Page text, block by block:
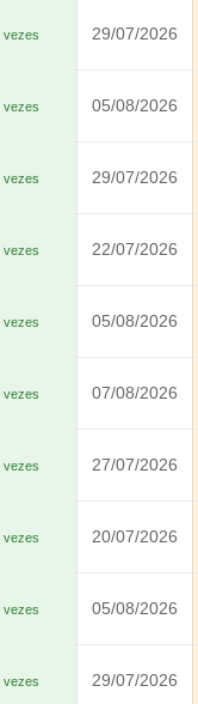
vezes 29/07/2026
vezes 05/08/2026
vezes 29/07/2026
vezes 22/07/2026
vezes 05/08/2026
vezes 07/08/2026
vezes 27/07/2026
vezes 20/07/2026
vezes 05/08/2026
vezes 29/07/2026